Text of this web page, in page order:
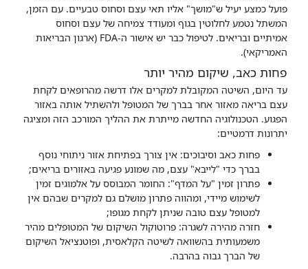
פועל כמצע יעיל ש"מושך" אליו תאי עצם וסחוס טבעיים. עם הזמן,
המשתל נטמע לחלוטין בגוף ומעודד צמיחה של עצם וסחוס
אמיתיים ובריאים. לטיפול כבר יש אישור ה-FDA (ארגון הבריאות
האמריקאי).
פחות כאב, שיקום מהיר יותר
עד היום, השיטה המקובלת למקרים אלו דרשה מהרופאים לקחת
עצם בריאה מאזור אחר בברך של המטופל ולהשתיל אותה באזור
הפגוע. הטכנולוגיה החדשה מייתרת את ההליך המורכב הזה ומציגה
יתרונות דרמטיים:
פחות כאב וסיבוכים: אין צורך בפתיחת אזור ניתוחי נוסף
בברך כדי "לייבא" עצם, מה שמונע פגיעה באזורים בריאים;
פתרון זמין "על המדף": החומר המבוסס על אלמוגים זמין
לשימוש מיידי, ומהווה פתרון מושלם גם למקרים שבהם אין
למטופל עצם טובה שניתן לקחת מגופו;
חזרה מהירה לשגרה: פרוטוקול השיקום של המטופלים מהיר
משמעותית בהשוואה לשיטה הקלאסית, ופוטנציאל השיקום
של הברך גבוה בהרבה.